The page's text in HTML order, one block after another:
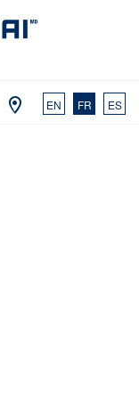
EN FR ES